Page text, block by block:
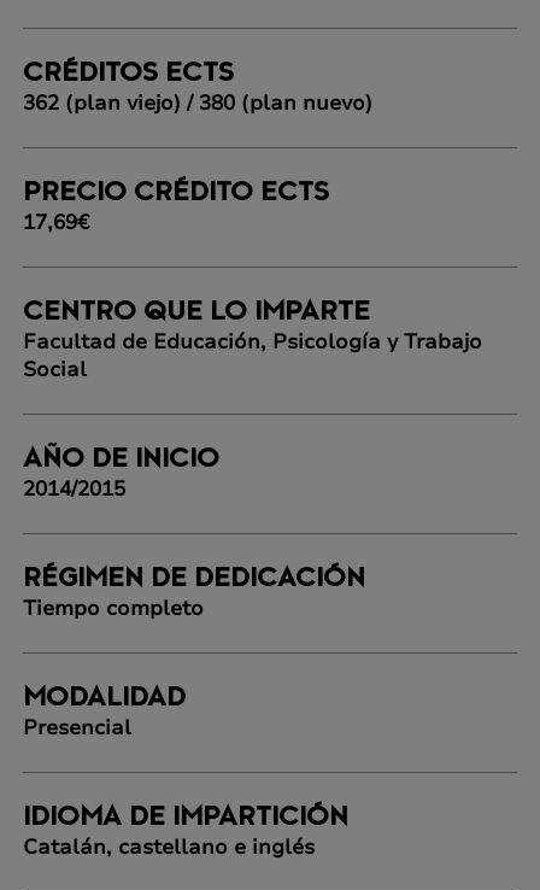
CRÉDITOS ECTS
362 (plan viejo) / 380 (plan nuevo)
PRECIO CRÉDITO ECTS
17,69€
CENTRO QUE LO IMPARTE
Facultad de Educación, Psicología y Trabajo
Social
AÑO DE INICIO
2014/2015
RÉGIMEN DE DEDICACIÓN
Tiempo completo
MODALIDAD
Presencial
IDIOMA DE IMPARTICIÓN
Catalán, castellano e inglés